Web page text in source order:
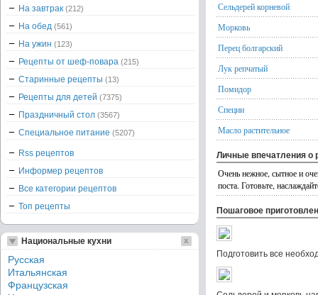
Сельдерей корневой
Морковь
Перец болгарский
Лук репчатый
Помидор
Специи
Масло растительное
Личные впечатления о
Очень нежное, сытное и
поста. Готовьте,
Пошаговое
Подготовить все
На завтрак (212)
На обед (561)
На ужин (123)
Рецепты от шеф-повара (215)
Старинные рецепты (13)
Рецепты для детей (7375)
Праздничный стол (3567)
Специальное питание (5207)
Rss рецептов
Информер рецептов
Все категории рецептов
Топ рецепты
Национальные кухни
Русская
Итальянская
Французская